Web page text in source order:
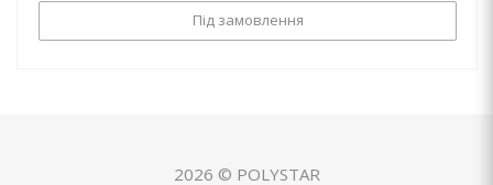
Під замовлення
2026 © POLYSTAR